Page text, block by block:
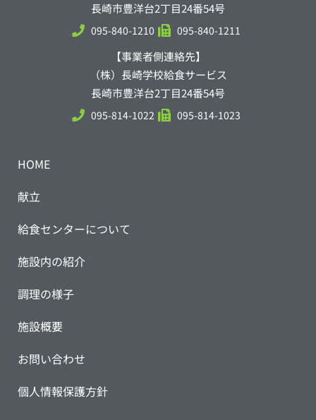
長崎市豊洋台2丁目24番54号
095-840-1210 095-840-1211
【事業者側連絡先】
（株）長崎学校給食サービス
長崎市豊洋台2丁目24番54号
095-814-1022 095-814-1023
HOME
献立
給食センターについて
施設内の紹介
調理の様子
施設概要
お問い合わせ
個人情報保護方針